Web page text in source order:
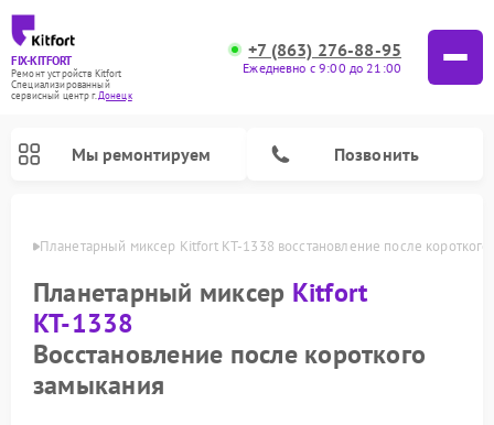
FIX-KITFORT
Ремонт устройств Kitfort
Специализированный
cервисный центр г.Донецк
+7 (863) 276-88-95
Ежедневно с 9:00 до 21:00
Мы ремонтируем Позвонить
Планетарный миксер Kitfort КТ-1338 восстановление после
Планетарный миксер Kitfort
КТ-1338
Восстановление после короткого
замыкания